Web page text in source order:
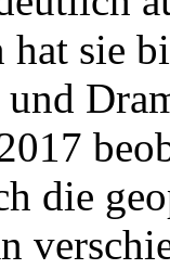
sie
die